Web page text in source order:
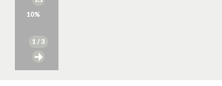
10%
1 / 3